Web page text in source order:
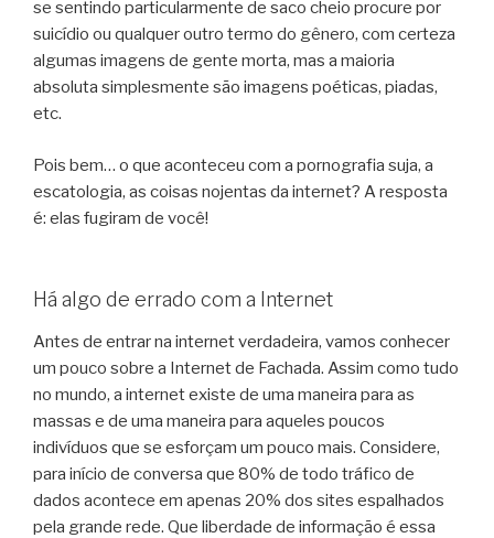
se sentindo particularmente de saco cheio procure por
suicídio ou qualquer outro termo do gênero, com certeza
algumas imagens de gente morta, mas a maioria
absoluta simplesmente são imagens poéticas, piadas,
etc.
Pois bem… o que aconteceu com a pornografia suja, a
escatologia, as coisas nojentas da internet? A resposta
é: elas fugiram de você!
Há algo de errado com a Internet
Antes de entrar na internet verdadeira, vamos conhecer
um pouco sobre a Internet de Fachada. Assim como tudo
no mundo, a internet existe de uma maneira para as
massas e de uma maneira para aqueles poucos
indivíduos que se esforçam um pouco mais. Considere,
para início de conversa que 80% de todo tráfico de
dados acontece em apenas 20% dos sites espalhados
pela grande rede. Que liberdade de informação é essa